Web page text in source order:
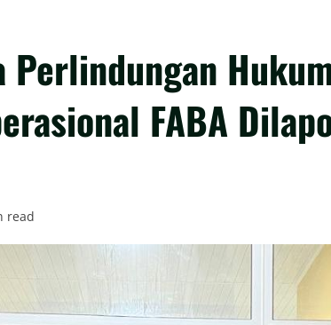
Perlindungan
FABA
read